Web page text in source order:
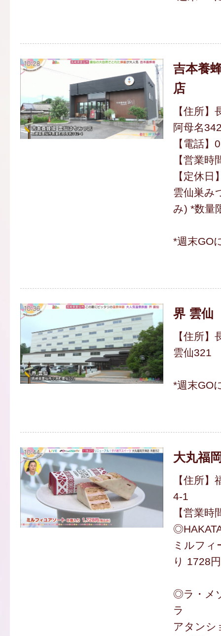
吉本養
店
【住所
阿母名
【電話
【営業
【定休日
雲仙巣み
み) *数量
*週末GO
界 雲仙
【住所
雲仙321
*週末GO
大丸福
【住所
4-1
【営業
ミルフィ
り 1728
◎ラ・メ
ラ
アタンシ